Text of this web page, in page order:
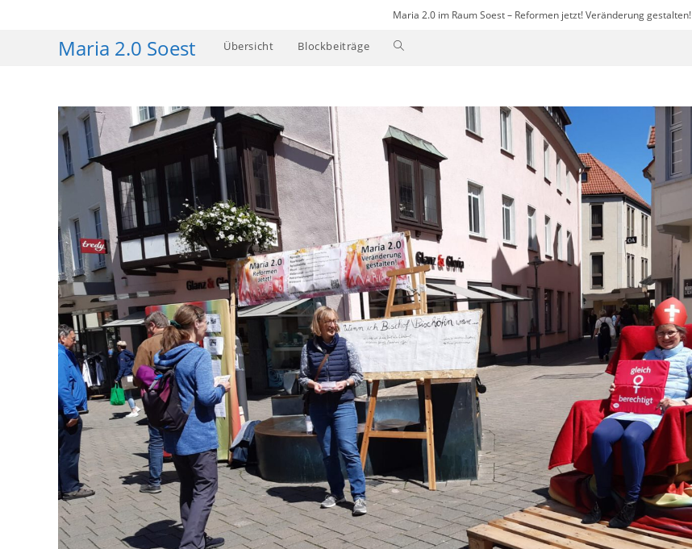
Maria 2.0 im Raum Soest – Reformen jetzt! Veränderung gestalten!
Maria 2.0 Soest Übersicht Blockbeiträge
Website-
umschalten